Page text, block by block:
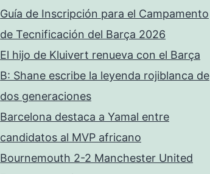
Guía de Inscripción para el Campamento
de Tecnificación del Barça 2026
El hijo de Kluivert renueva con el Barça
B: Shane escribe la leyenda rojiblanca de
dos generaciones
Barcelona destaca a Yamal entre
candidatos al MVP africano
Bournemouth 2-2 Manchester United